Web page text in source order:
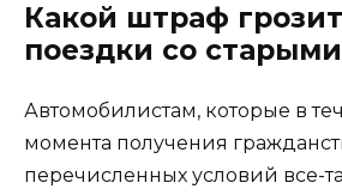
Какой штраф
поездки со
Автомобилистам, которые в
момента получения
перечисленных условий все-